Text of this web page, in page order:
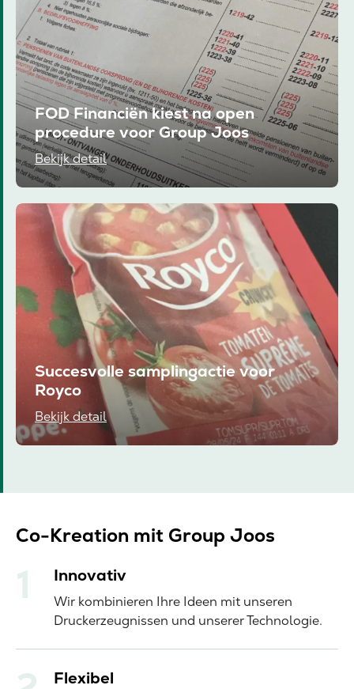
FOD Financiën kiest na open
procedure voor Group Joos
Bekijk detail
Succesvolle samplingactie voor
Royco
Bekijk detail
Co-Kreation mit Group Joos
Innovativ
Wir kombinieren Ihre Ideen mit unseren
Druckerzeugnissen und unserer Technologie.
Flexibel